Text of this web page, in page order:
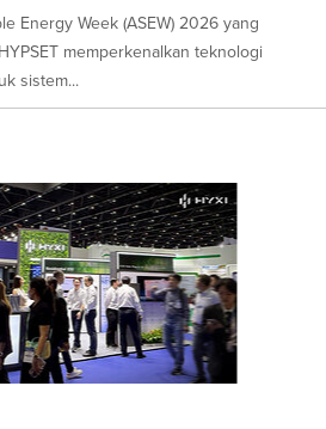
Energy Week (ASEW) 2026 yang
memperkenalkan teknologi
sistem...